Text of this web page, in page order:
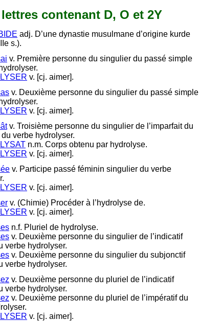
contenant D, O et 2Y
adj. D’une dynastie musulmane d’origine kurde
s.).
v. Première personne du singulier du passé simple
v. [cj. aimer].
v. Deuxième personne du singulier du passé simple
v. [cj. aimer].
v. Troisième personne du singulier de l’imparfait du
verbe hydrolyser.
n.m. Corps obtenu par hydrolyse.
v. [cj. aimer].
v. Participe passé féminin singulier du verbe
v. [cj. aimer].
v. (Chimie) Procéder à l’hydrolyse de.
v. [cj. aimer].
n.f. Pluriel de hydrolyse.
v. Deuxième personne du singulier de l’indicatif
verbe hydrolyser.
v. Deuxième personne du singulier du subjonctif
verbe hydrolyser.
v. Deuxième personne du pluriel de l’indicatif
verbe hydrolyser.
v. Deuxième personne du pluriel de l’impératif du
v. [cj. aimer].